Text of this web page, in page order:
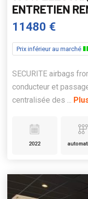
ENTRETIEN
11480 €
Prix inférieur au marché
SECURITE airbags
conducteur et
centralisée des ...
2022